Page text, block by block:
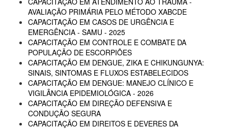
AVALIAÇÃO PRIMÁRIA PELO MÉTODO XABCDE
CAPACITAÇÃO EM CASOS DE URGÊNCIA E
EMERGÊNCIA - SAMU - 2025
CAPACITAÇÃO EM CONTROLE E COMBATE DA
POPULAÇÃO DE ESCORPIÕES
CAPACITAÇÃO EM DENGUE, ZIKA E CHIKUNGUNYA:
SINAIS, SINTOMAS E FLUXOS ESTABELECIDOS
CAPACITAÇÃO EM DENGUE: MANEJO CLÍNICO E
VIGILÂNCIA EPIDEMIOLÓGICA - 2026
CAPACITAÇÃO EM DIREÇÃO DEFENSIVA E
CONDUÇÃO SEGURA
CAPACITAÇÃO EM DIREITOS E DEVERES DA